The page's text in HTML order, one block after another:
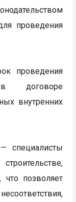
проведения
проведения
в договоре
внутренних
специалисты
позволяет